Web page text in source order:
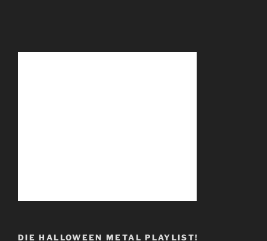
DIE HALLOWEEN METAL PLAYLIST!